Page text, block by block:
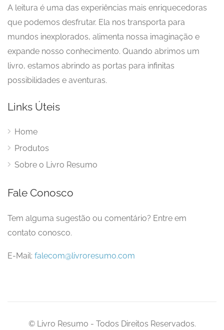
A leitura é uma das experiências mais enriquecedoras
que podemos desfrutar. Ela nos transporta para
mundos inexplorados, alimenta nossa imaginação e
expande nosso conhecimento. Quando abrimos um
livro, estamos abrindo as portas para infinitas
possibilidades e aventuras.
Links Úteis
Home
Produtos
Sobre o Livro Resumo
Fale Conosco
Tem alguma sugestão ou comentário? Entre em
contato conosco.
E-Mail: falecom@livroresumo.com
© Livro Resumo - Todos Direitos Reservados.